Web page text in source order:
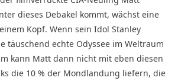
dieses Debakel kommt, wächst eine
Kopf. Wenn sein Idol Stanley
täuschend echte Odyssee im Weltraum
kann Matt dann nicht mit eben diesen
die 10 % der Mondlandung liefern, die